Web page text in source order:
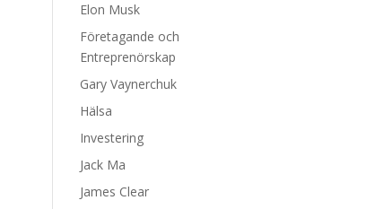
Elon Musk
Företagande och
Entreprenörskap
Gary Vaynerchuk
Hälsa
Investering
Jack Ma
James Clear